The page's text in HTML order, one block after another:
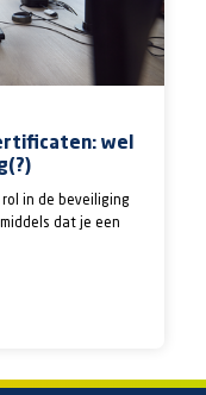
wel
in de beveiliging
dat je een